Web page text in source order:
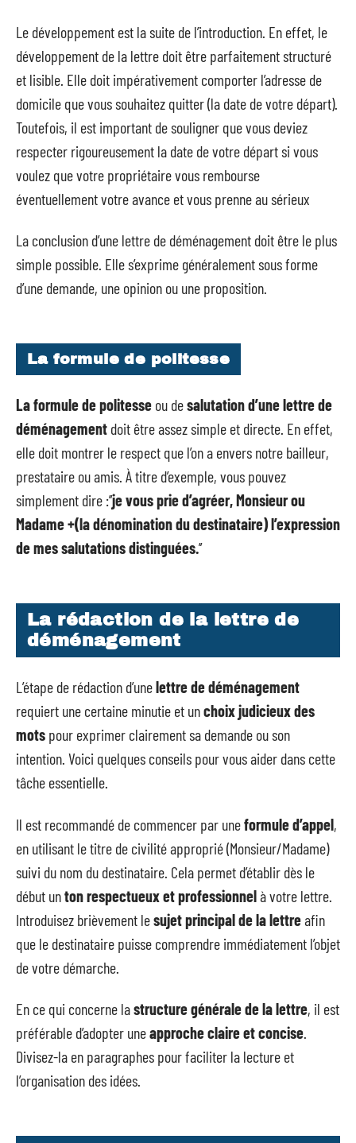
Le développement est la suite de l’introduction. En effet, le
développement de la lettre doit être parfaitement structuré
et lisible. Elle doit impérativement comporter l’adresse de
domicile que vous souhaitez quitter (la date de votre départ).
Toutefois, il est important de souligner que vous deviez
respecter rigoureusement la date de votre départ si vous
voulez que votre propriétaire vous rembourse
éventuellement votre avance et vous prenne au sérieux
La conclusion d’une lettre de déménagement doit être le plus
simple possible. Elle s’exprime généralement sous forme
d’une demande, une opinion ou une proposition.
La formule de politesse
La formule de politesse ou desalutation d’une lettre de
déménagement doit être assez simple et directe. En effet,
elle doit montrer le respect que l’on a envers notre bailleur,
prestataire ou amis. À titre d’exemple, vous pouvez
simplement dire :’’je vous prie d’agréer, Monsieur ou
Madame +(la dénomination du destinataire) l’expression
de mes salutations distinguées.’’
La rédaction de la lettre de
déménagement
L’étape de rédaction d’unelettre de déménagement
requiert une certaine minutie et unchoix judicieux des
mots pour exprimer clairement sa demande ou son
intention. Voici quelques conseils pour vous aider dans cette
tâche essentielle.
Il est recommandé de commencer par uneformule d’appel,
en utilisant le titre de civilité approprié (Monsieur/Madame)
suivi du nom du destinataire. Cela permet d’établir dès le
début unton respectueux et professionnelà votre lettre.
Introduisez brièvement lesujet principal de la lettreafin
que le destinataire puisse comprendre immédiatement l’objet
de votre démarche.
En ce qui concerne lastructure générale de la lettre, il est
préférable d’adopter uneapproche claire et concise.
Divisez-la en paragraphes pour faciliter la lecture et
l’organisation des idées.